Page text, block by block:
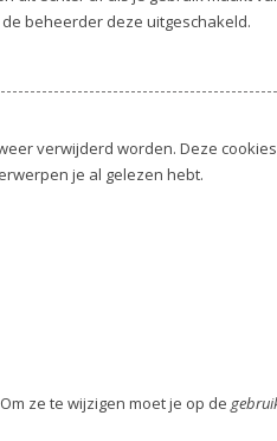
beheerder deze uitgeschakeld.
verwijderd worden. Deze
je al gelezen hebt.
ze te wijzigen moet je op de